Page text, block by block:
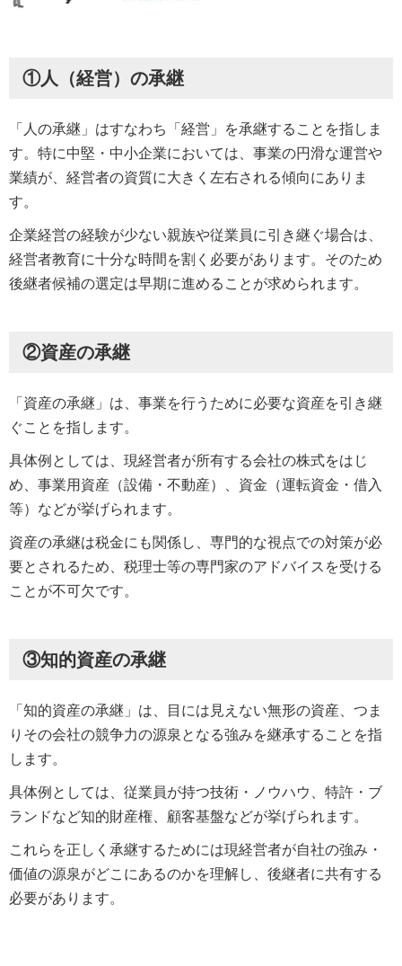
①人（経営）の承継
「人の承継」はすなわち「経営」を承継することを指しま
す。特に中堅・中小企業においては、事業の円滑な運営や
業績が、経営者の資質に大きく左右される傾向にありま
す。
企業経営の経験が少ない親族や従業員に引き継ぐ場合は、
経営者教育に十分な時間を割く必要があります。そのため
後継者候補の選定は早期に進めることが求められます。
②資産の承継
「資産の承継」は、事業を行うために必要な資産を引き継
ぐことを指します。
具体例としては、現経営者が所有する会社の株式をはじ
め、事業用資産（設備・不動産）、資金（運転資金・借入
等）などが挙げられます。
資産の承継は税金にも関係し、専門的な視点での対策が必
要とされるため、税理士等の専門家のアドバイスを受ける
ことが不可欠です。
③知的資産の承継
「知的資産の承継」は、目には見えない無形の資産、つま
りその会社の競争力の源泉となる強みを継承することを指
します。
具体例としては、従業員が持つ技術・ノウハウ、特許・ブ
ランドなど知的財産権、顧客基盤などが挙げられます。
これらを正しく承継するためには現経営者が自社の強み・
価値の源泉がどこにあるのかを理解し、後継者に共有する
必要があります。